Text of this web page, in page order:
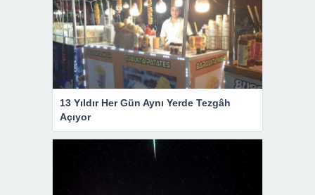
13 Yıldır Her Gün Aynı Yerde Tezgâh
Açıyor